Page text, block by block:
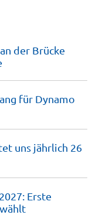
der Brücke
für Dynamo
uns jährlich 26
Erste